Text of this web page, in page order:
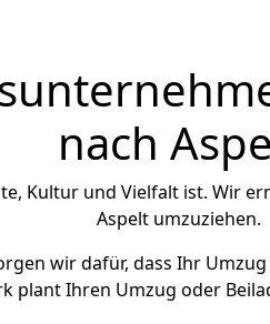
nach
Kultur und Vielfalt ist. Wir
Aspelt umzuziehen.
wir dafür, dass Ihr
plant Ihren Umzug oder